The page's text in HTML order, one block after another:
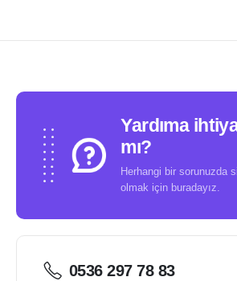
Yardıma
mı?
Herhangi bir sorunuzda
olmak için buradayız.
0536 297 78 83